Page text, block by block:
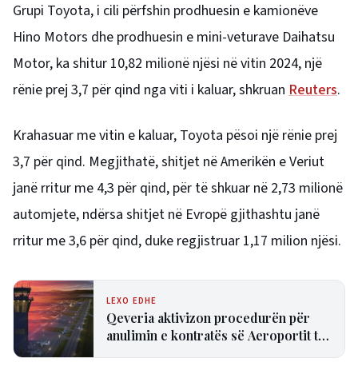
Grupi Toyota, i cili përfshin prodhuesin e kamionëve
Hino Motors dhe prodhuesin e mini-veturave Daihatsu
Motor, ka shitur 10,82 milionë njësi në vitin 2024, një
rënie prej 3,7 për qind nga viti i kaluar, shkruan Reuters.
Krahasuar me vitin e kaluar, Toyota pësoi një rënie prej
3,7 për qind. Megjithatë, shitjet në Amerikën e Veriut
janë rritur me 4,3 për qind, për të shkuar në 2,73 milionë
automjete, ndërsa shitjet në Evropë gjithashtu janë
rritur me 3,6 për qind, duke regjistruar 1,17 milion njësi.
LEXO EDHE
Qeveria aktivizon procedurën për
anulimin e kontratës së Aeroportit të